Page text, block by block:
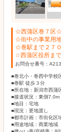
☆西蒲区巻７区
☆街中の事業用
☆巻駅まで２７
☆西蒲区役所ま
お問合せ番号：A213
■巻北小・巻西中学校
■巻駅 徒歩３分
■所在地：新潟市西蒲
■接道状況：東側
■地目：宅地
■現況：更地渡し
■都市計画：市街化区
■用途地域：商業地域